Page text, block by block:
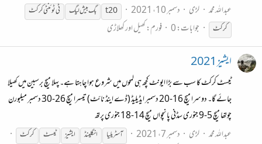
عبداللہ محمد لڑی دسمبر 10، 2021 t20 بگ بیش لیگ ٹی ٹوئنٹیکرکٹ
کرکٹ
جوابات: 0 فورم:کھیل اور کھلاڑی
ایشیز 2021
ٹیسٹ کرکٹ کا سب سے بڑا ایونٹ کچھ ہی لمحوں میں شروع ہوا چاہتا ہے۔ پہلا میچ برسبین میں کھیلا
جائے گا۔ دوسرا میچ 16-20 دسمبر ایڈیلیڈ (ڈے اینڈ نائٹ) تیسرا میچ 26-30 دسمبر میلبورن
چوتھا میچ 5-9 جنوری سڈنی پانچواں میچ 14-18 جنوری پرتھ
عبداللہ محمد لڑی دسمبر 7، 2021 آسٹریلیا انگلینڈ ایشیز ٹیسٹ کرکٹ